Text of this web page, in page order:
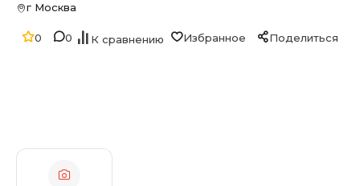
0 0 К сравнению Избранное Поделиться
г Москва